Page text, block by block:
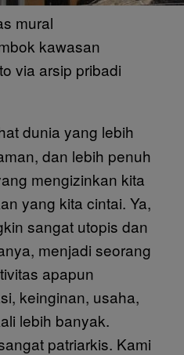
mural
kawasan
via arsip pribadi
dunia yang lebih
dan lebih penuh
mengizinkan kita
yang kita cintai. Ya,
sangat utopis dan
menjadi seorang
apapun
keinginan, usaha,
lebih banyak.
patriarkis. Kami